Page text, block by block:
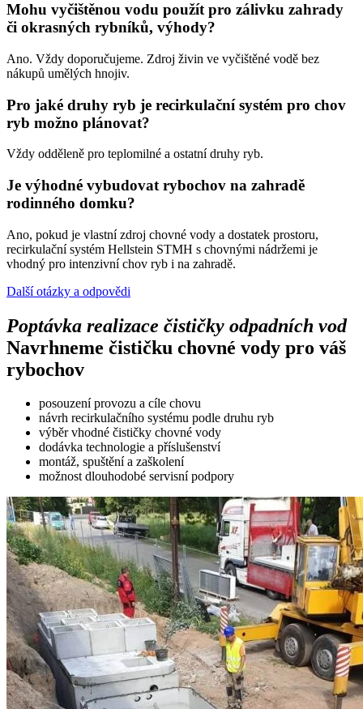
Mohu vyčištěnou vodu použít pro zálivku zahrady
či okrasných rybníků, výhody?
Ano. Vždy doporučujeme. Zdroj živin ve vyčištěné vodě bez
nákupů umělých hnojiv.
Pro jaké druhy ryb je recirkulační systém pro chov
ryb možno plánovat?
Vždy odděleně pro teplomilné a ostatní druhy ryb.
Je výhodné vybudovat rybochov na zahradě
rodinného domku?
Ano, pokud je vlastní zdroj chovné vody a dostatek prostoru,
recirkulační systém Hellstein STMH s chovnými nádržemi je
vhodný pro intenzivní chov ryb i na zahradě.
Další otázky a odpovědi
Poptávka realizace čističky odpadních vod
Navrhneme čističku chovné vody pro váš
rybochov
posouzení provozu a cíle chovu
návrh recirkulačního systému podle druhu ryb
výběr vhodné čističky chovné vody
dodávka technologie a příslušenství
montáž, spuštění a zaškolení
možnost dlouhodobé servisní podpory